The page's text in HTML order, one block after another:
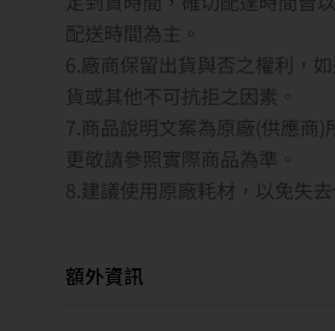
配送時間為主。
6.廠商保留出貨與否之權利，
貨或其他不可抗拒之因素。
7.商品說明文案為原廠(供應商)
更敬請參照實際商品為準。
8.建議使用原廠耗材，以免失去
額外資訊